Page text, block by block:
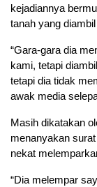
kejadiannya
tanah yang
“Gara-gara dia
kami, tetapi
tetapi dia tidak
awak media
Masih dikatakan
menanyakan
nekat
“Dia melempar